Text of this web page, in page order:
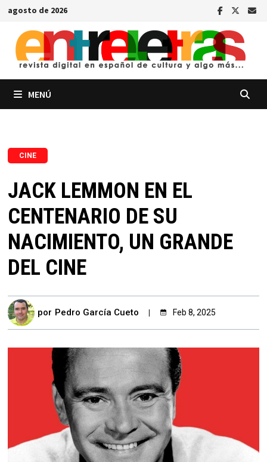
Saltar
contenido
agosto de 2026
MENÚ
CINE
JACK LEMMON EN EL
CENTENARIO DE SU
NACIMIENTO, UN GRANDE
DEL CINE
por Pedro García Cueto Feb 8, 2025